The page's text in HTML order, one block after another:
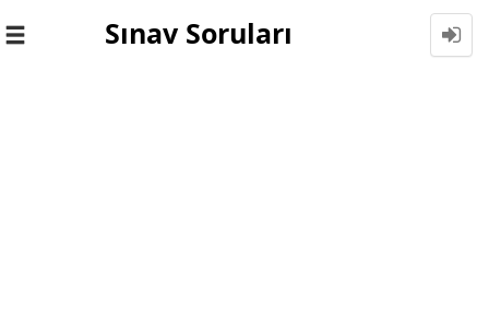
Toggle
Sınav Soruları